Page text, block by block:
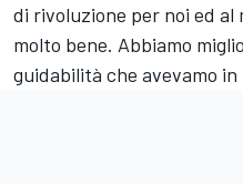
di rivoluzione per noi ed al
molto bene. Abbiamo
guidabilità che avevamo in